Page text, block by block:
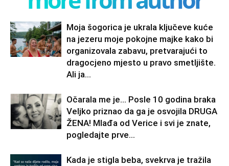
Moja šogorica je ukrala ključeve kuće
na jezeru moje pokojne majke kako bi
organizovala zabavu, pretvarajući to
dragocjeno mjesto u pravo smetljište.
Ali ja...
Očarala me je… Posle 10 godina braka
Veljko priznao da ga je osvojila DRUGA
ŽENA! Mlađa od Verice i svi je znate,
pogledajte prve...
Kada je stigla beba, svekrva je tražila